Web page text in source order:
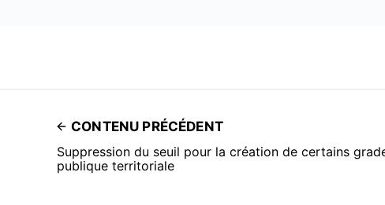
CONTENU PRÉCÉDENT
Suppression du seuil pour la création de certains
publique territoriale